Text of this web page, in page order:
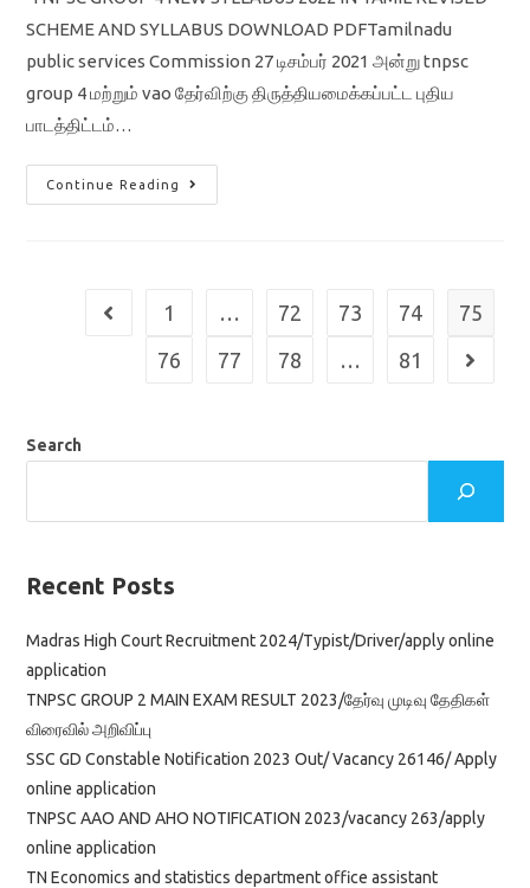
SCHEME AND SYLLABUS DOWNLOAD PDFTamilnadu
public services Commission 27 டிசம்பர் 2021 அன்று tnpsc
group 4 மற்றும் vao தேர்விற்கு திருத்தியமைக்கப்பட்ட புதிய
பாடத்திட்டம்…
Continue Reading
TNPSC
GROUP
REVISED
SYLLABUS
Go to the previous page
1 … 72 73 74
75
76
77 78 … 81 Go to
Search
Recent Posts
Madras High Court Recruitment 2024/Typist/Driver/apply online
application
TNPSC GROUP 2 MAIN EXAM RESULT 2023/தேர்வு முடிவு தேதிகள்
விரைவில் அறிவிப்பு
SSC GD Constable Notification 2023 Out/ Vacancy 26146/ Apply
online application
TNPSC AAO AND AHO NOTIFICATION 2023/vacancy 263/apply
online application
TN Economics and statistics department office assistant